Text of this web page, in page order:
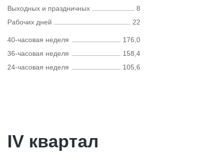
Выходных и праздничных
8
Рабочих дней
22
40-часовая неделя
176,0
36-часовая неделя
158,4
24-часовая неделя
105,6
IV квартал